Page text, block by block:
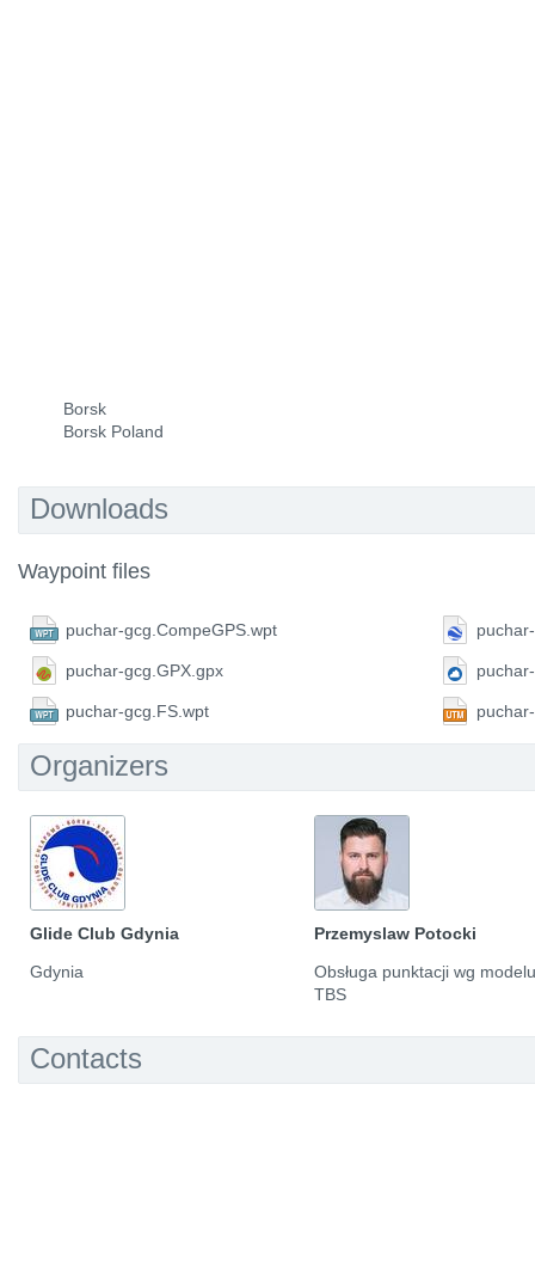
Borsk
Borsk Poland
Downloads
Waypoint files
puchar-gcg.CompeGPS.wpt
puchar-gcg.GPX.gpx
puchar-gcg.FS.wpt
Organizers
Glide Club Gdynia
Gdynia
Przemyslaw Potocki
Obsługa punktacji wg
TBS
Contacts